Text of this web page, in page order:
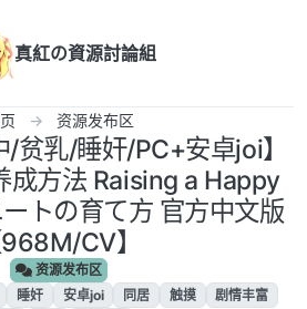
真紅の資源討論組
资源发布区
/贫乳/睡奸/PC+安卓joi】
成方法 Raising a Happy
トの育て方 官方中文版
968M/CV】
资源发布区
睡奸 安卓joi 同居 触摸
剧情丰富